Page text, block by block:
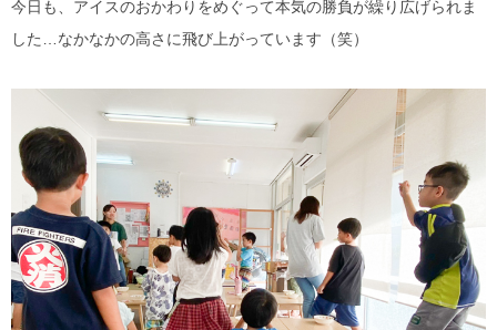
今日も、アイスのおかわりをめぐって本気の勝負が繰り広げられま
した…なかなかの高さに飛び上がっています（笑）